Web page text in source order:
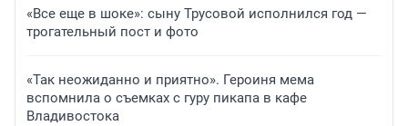
«Все еще в шоке»: сыну Трусовой исполнился год —
трогательный пост и фото
«Так неожиданно и приятно». Героиня мема
вспомнила о съемках с гуру пикапа в кафе
Владивостока